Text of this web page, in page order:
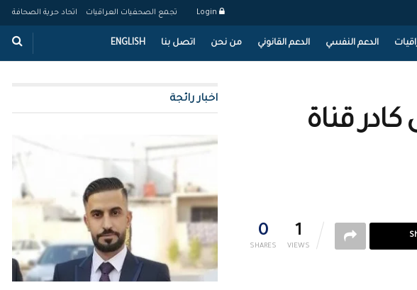
تجمع الصحفيات العراقيات اتحاد حرية الصحافة
الدعم النفسي الدعم القانوني من نحن اتصل بنا ENGLISH
كادر قناة
0
SHARES
1
VIEWS
اخبار رائجة